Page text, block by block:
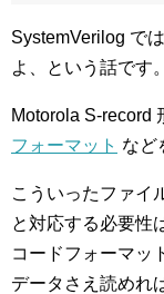
SystemVerilog で
よ、という話です。
Motorola S-record
フォーマット など
こういったファイ
と対応する必要性
コードフォーマッ
データさえ読めれ